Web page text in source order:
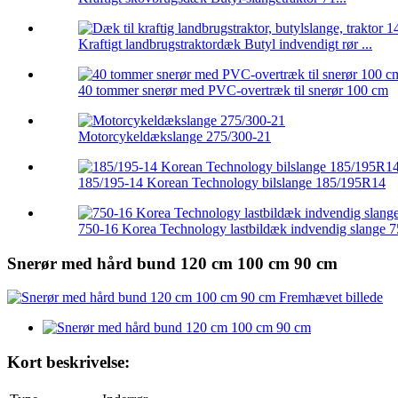
Kraftigt landbrugstraktordæk Butyl indvendigt rør ...
40 tommer snerør med PVC-overtræk til snerør 100 cm
Motorcykeldækslange 275/300-21
185/195-14 Korean Technology bilslange 185/195R14
750-16 Korea Technology lastbildæk indvendig slange
Snerør med hård bund 120 cm 100 cm 90 cm
Kort beskrivelse: